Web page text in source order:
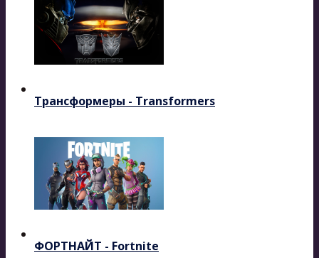
Трансформеры - Transformers
ФОРТНАЙТ - Fortnite